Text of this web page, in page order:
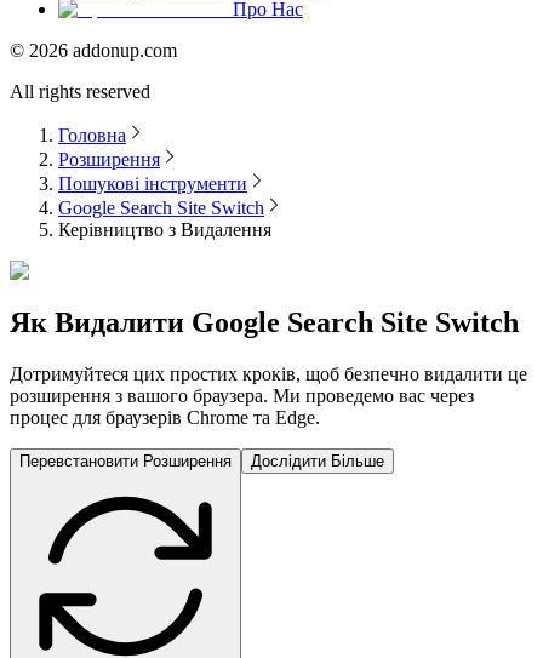
Про Нас
© 2026 addonup.com
All rights reserved
Головна
Розширення
Пошукові інструменти
Google Search Site Switch
Керівництво з Видалення
Як Видалити Google Search Site Switch
Дотримуйтеся цих простих кроків, щоб безпечно видалити це
розширення з вашого браузера. Ми проведемо вас через
процес для браузерів Chrome та Edge.
Перевстановити Розширення Дослідити Більше